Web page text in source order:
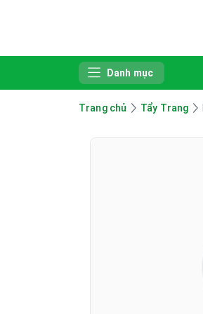
Danh mục
Trang chủ Tẩy Trang